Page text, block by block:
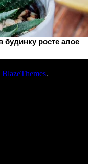
BlazeThemes.